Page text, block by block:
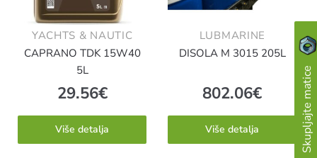
YACHTS & NAUTIC
CAPRANO TDK 15W40
5L
29.56€
Više detalja
LUBMARINE
DISOLA M 3015 205L
802.06€
Više detalja Skupljajte matice